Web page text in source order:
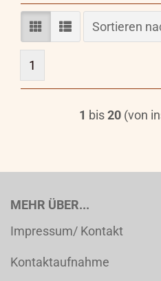
Sortieren
Sortieren
1
1 bis20 (von
MEHR ÜBER...
Impressum/ Kontakt
Kontaktaufnahme